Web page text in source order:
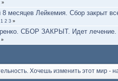
»
8 месяцев Лейкемия. Сбор закрыт
1 2 3 »
СБОР ЗАКРЫТ. Идет лечение.
»
Хочешь изменить этот мир -